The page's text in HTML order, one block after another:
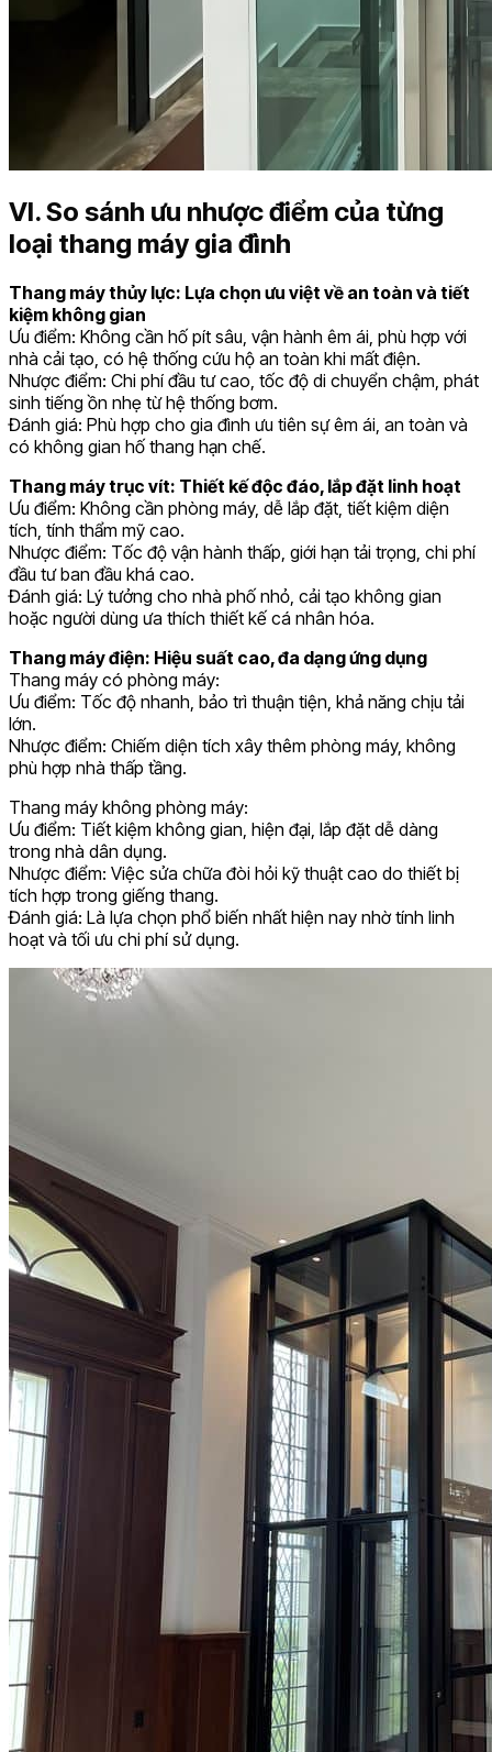
VI. So sánh ưu nhược điểm của từng
loại thang máy gia đình
Thang máy thủy lực: Lựa chọn ưu việt về an toàn và tiết
kiệm không gian
Ưu điểm: Không cần hố pít sâu, vận hành êm ái, phù hợp với
nhà cải tạo, có hệ thống cứu hộ an toàn khi mất điện.
Nhược điểm: Chi phí đầu tư cao, tốc độ di chuyển chậm, phát
sinh tiếng ồn nhẹ từ hệ thống bơm.
Đánh giá: Phù hợp cho gia đình ưu tiên sự êm ái, an toàn và
có không gian hố thang hạn chế.
Thang máy trục vít: Thiết kế độc đáo, lắp đặt linh hoạt
Ưu điểm: Không cần phòng máy, dễ lắp đặt, tiết kiệm diện
tích, tính thẩm mỹ cao.
Nhược điểm: Tốc độ vận hành thấp, giới hạn tải trọng, chi phí
đầu tư ban đầu khá cao.
Đánh giá: Lý tưởng cho nhà phố nhỏ, cải tạo không gian
hoặc người dùng ưa thích thiết kế cá nhân hóa.
Thang máy điện: Hiệu suất cao, đa dạng ứng dụng
Thang máy có phòng máy:
Ưu điểm: Tốc độ nhanh, bảo trì thuận tiện, khả năng chịu tải
lớn.
Nhược điểm: Chiếm diện tích xây thêm phòng máy, không
phù hợp nhà thấp tầng.
Thang máy không phòng máy:
Ưu điểm: Tiết kiệm không gian, hiện đại, lắp đặt dễ dàng
trong nhà dân dụng.
Nhược điểm: Việc sửa chữa đòi hỏi kỹ thuật cao do thiết bị
tích hợp trong giếng thang.
Đánh giá: Là lựa chọn phổ biến nhất hiện nay nhờ tính linh
hoạt và tối ưu chi phí sử dụng.